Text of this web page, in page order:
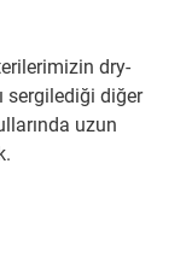
dry-
sergilediği diğer
uzun